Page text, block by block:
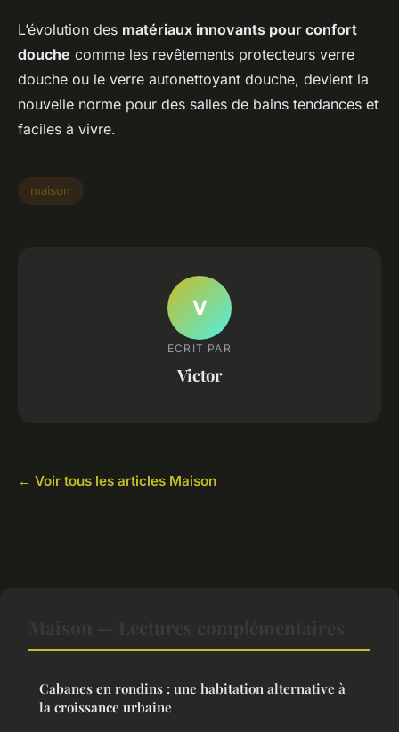
L’évolution des matériaux innovants pour confort
douche comme les revêtements protecteurs verre
douche ou le verre autonettoyant douche, devient la
nouvelle norme pour des salles de bains tendances et
faciles à vivre.
maison
V
ECRIT PAR
Victor
← Voir tous les articles Maison
Cabanes en rondins : une habitation alternative à
la croissance urbaine